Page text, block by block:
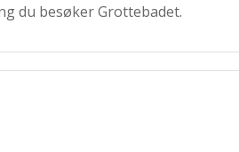
du besøker Grottebadet.